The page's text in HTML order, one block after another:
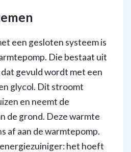
een gesloten systeem is
Die bestaat uit
gevuld wordt met een
glycol. Dit stroomt
en neemt de
de grond. Deze warmte
af aan de warmtepomp.
het hoeft